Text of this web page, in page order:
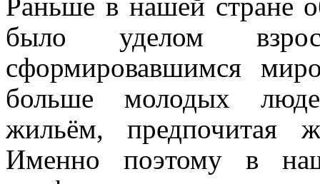
было уделом
сформировавшимся
больше молодых
жильём, предпочитая
Именно поэтому в